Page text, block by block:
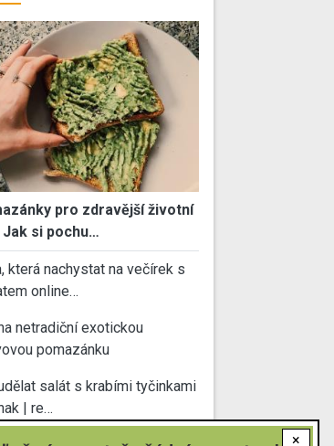
×
pro zdravější životní
Jak si pochu…
která nachystat na večírek s
online…
netradiční exotickou
pomazánku
salát s krabími tyčinkami
| re…